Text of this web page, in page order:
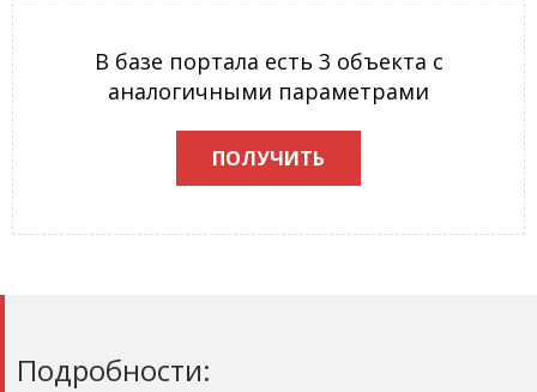
В базе портала есть 3 объекта с
аналогичными параметрами
ПОЛУЧИТЬ
Подробности: